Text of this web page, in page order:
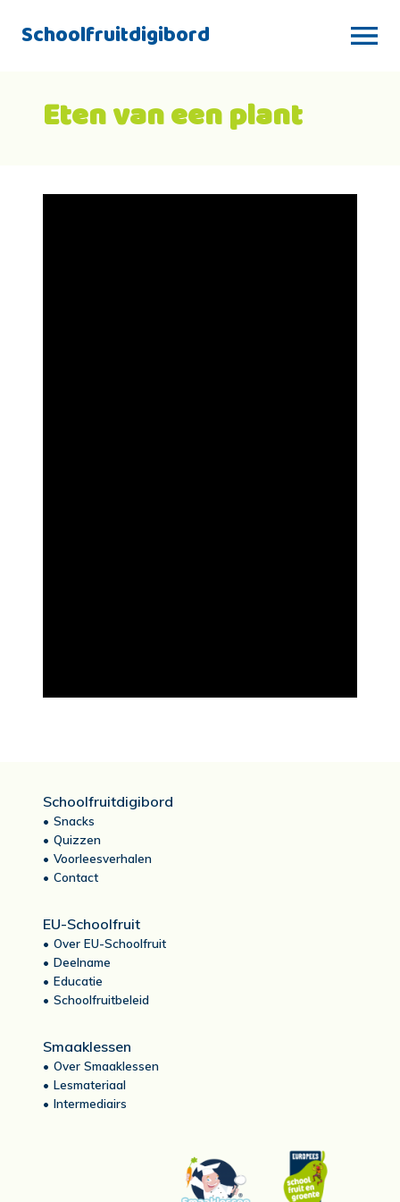
Schoolfruitdigibord
Eten van een plant
Schoolfruitdigibord
Snacks
Quizzen
Voorleesverhalen
Contact
EU-Schoolfruit
Over EU-Schoolfruit
Deelname
Educatie
Schoolfruitbeleid
Smaaklessen
Over Smaaklessen
Lesmateriaal
Intermediairs